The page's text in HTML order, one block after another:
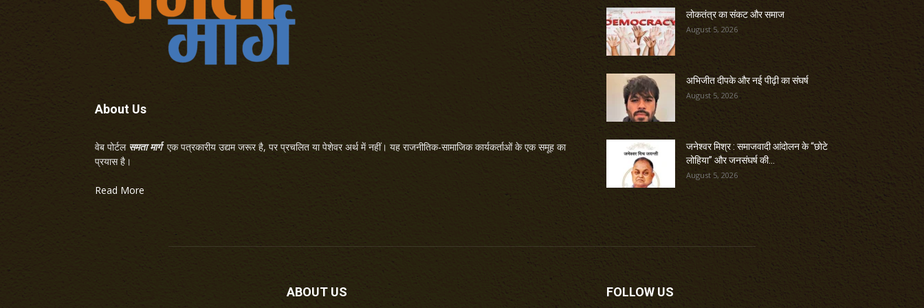
About Us
वेब पोर्टल समता मार्गएक पत्रकारीय उद्यम जरूर है, पर प्रचलित या पेशेवर अर्थ में नहीं। यह राजनीतिक-सामाजिक कार्यकर्ताओं के एक समूह का
प्रयास है।
Read More
लोकतंत्र का संकट और समाज
August 5, 2026
अभिजीत दीपके और नई पीढ़ी का संघर्ष
August 5, 2026
जनेश्वर मिश्र : समाजवादी आंदोलन के “छोटे
लोहिया” और जनसंघर्ष की...
August 5, 2026
ABOUT US FOLLOW US